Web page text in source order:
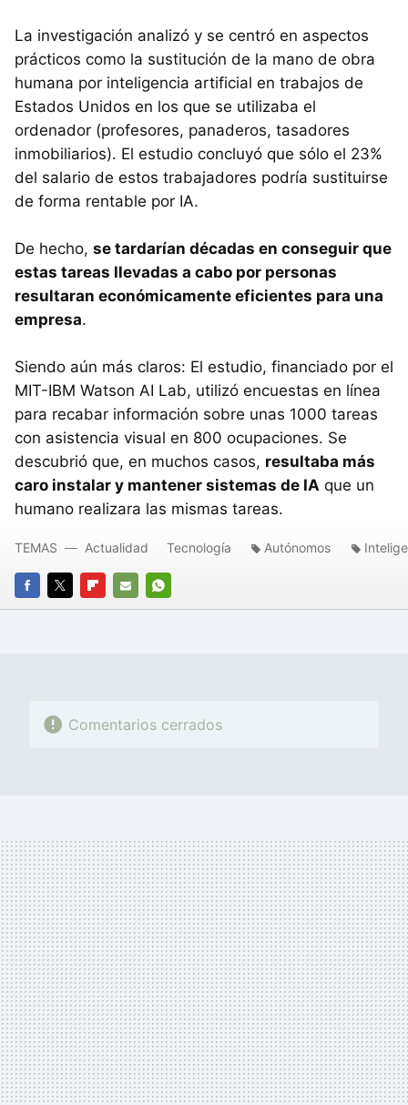
La investigación analizó y se centró en aspectos
prácticos como la sustitución de la mano de obra
humana por inteligencia artificial en trabajos de
Estados Unidos en los que se utilizaba el
ordenador (profesores, panaderos, tasadores
inmobiliarios). El estudio concluyó que sólo el 23%
del salario de estos trabajadores podría sustituirse
de forma rentable por IA.
De hecho, se tardarían décadas en conseguir que
estas tareas llevadas a cabo por personas
resultaran económicamente eficientes para una
empresa.
Siendo aún más claros: El estudio, financiado por el
MIT-IBM Watson AI Lab, utilizó encuestas en línea
para recabar información sobre unas 1000 tareas
con asistencia visual en 800 ocupaciones. Se
descubrió que, en muchos casos, resultaba más
caro instalar y mantener sistemas de IA que un
humano realizara las mismas tareas.
FACEBOOK
TWITTERFLIPBOARD
E-
WHATSAPP
TEMAS Actualidad Tecnología Autónomos
Comentarios cerrados